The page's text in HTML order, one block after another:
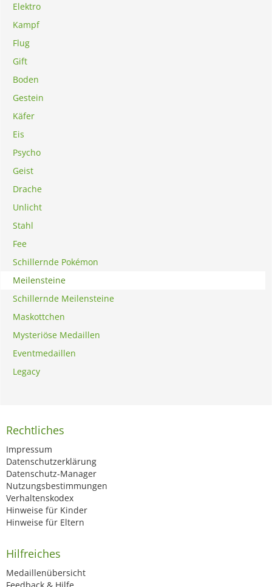
Elektro
Kampf
Flug
Gift
Boden
Gestein
Käfer
Eis
Psycho
Geist
Drache
Unlicht
Stahl
Fee
Schillernde Pokémon
Meilensteine
Schillernde Meilensteine
Maskottchen
Mysteriöse Medaillen
Eventmedaillen
Legacy
Rechtliches
Impressum
Datenschutzerklärung
Datenschutz-Manager
Nutzungsbestimmungen
Verhaltenskodex
Hinweise für Kinder
Hinweise für Eltern
Hilfreiches
Medaillenübersicht